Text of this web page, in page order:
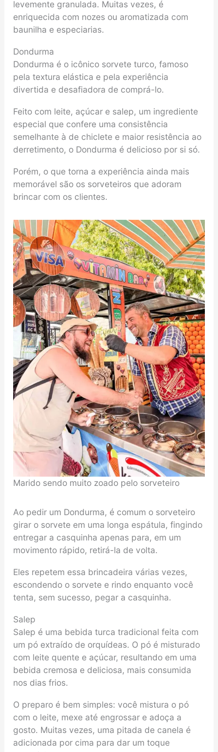
levemente granulada. Muitas vezes, é
enriquecida com nozes ou aromatizada com
baunilha e especiarias.
Dondurma
Dondurma é o icônico sorvete turco, famoso
pela textura elástica e pela experiência
divertida e desafiadora de comprá-lo.
Feito com leite, açúcar e salep, um ingrediente
especial que confere uma consistência
semelhante à de chiclete e maior resistência ao
derretimento, o Dondurma é delicioso por si só.
Porém, o que torna a experiência ainda mais
memorável são os sorveteiros que adoram
brincar com os clientes.
Marido sendo muito zoado pelo sorveteiro
Ao pedir um Dondurma, é comum o sorveteiro
girar o sorvete em uma longa espátula, fingindo
entregar a casquinha apenas para, em um
movimento rápido, retirá-la de volta.
Eles repetem essa brincadeira várias vezes,
escondendo o sorvete e rindo enquanto você
tenta, sem sucesso, pegar a casquinha.
Salep
Salep é uma bebida turca tradicional feita com
um pó extraído de orquídeas. O pó é misturado
com leite quente e açúcar, resultando em uma
bebida cremosa e deliciosa, mais consumida
nos dias frios.
O preparo é bem simples: você mistura o pó
com o leite, mexe até engrossar e adoça a
gosto. Muitas vezes, uma pitada de canela é
adicionada por cima para dar um toque